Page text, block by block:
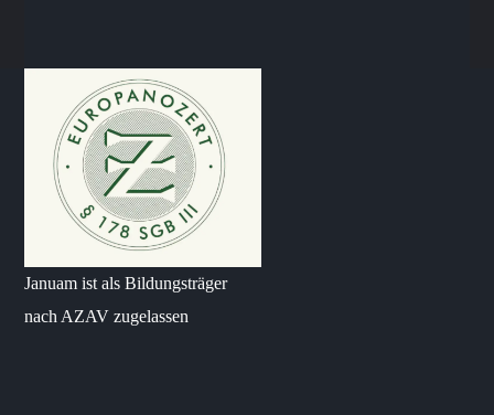
Januam ist als Bildungsträger
nach AZAV zugelassen